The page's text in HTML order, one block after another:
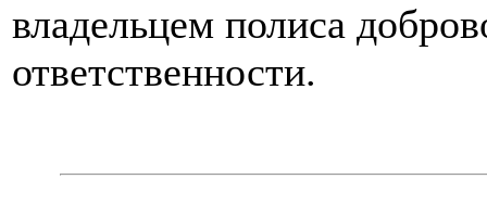
владельцем полиса
ответственности.